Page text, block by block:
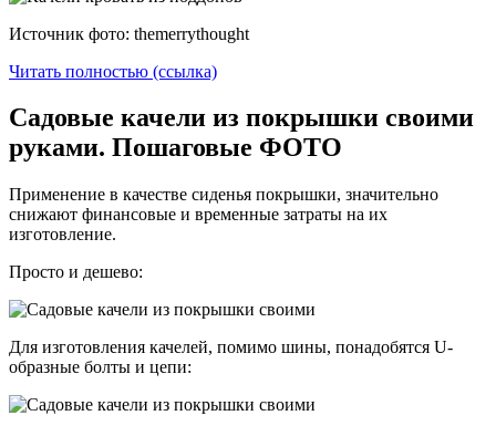
Источник фото: themerrythought
Читать полностью (ссылка)
Садовые качели из покрышки своими
руками. Пошаговые ФОТО
Применение в качестве сиденья покрышки, значительно
снижают финансовые и временные затраты на их
изготовление.
Просто и дешево:
Для изготовления качелей, помимо шины, понадобятся U-
образные болты и цепи: